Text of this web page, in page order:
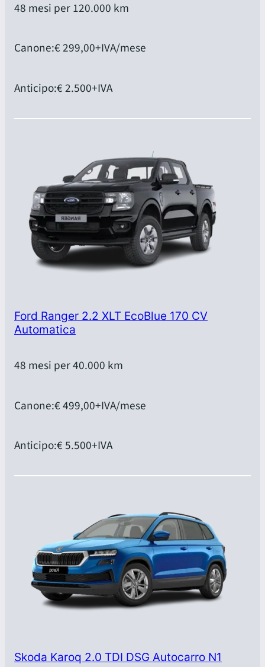
48 mesi per 120.000 km
Canone:€ 299,00+IVA/mese
Anticipo:€ 2.500+IVA
Ford Ranger 2.2 XLT EcoBlue 170 CV
Automatica
48 mesi per 40.000 km
Canone:€ 499,00+IVA/mese
Anticipo:€ 5.500+IVA
Skoda Karoq 2.0 TDI DSG Autocarro N1